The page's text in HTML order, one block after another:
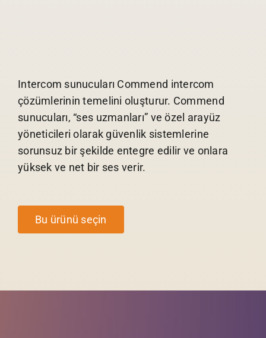
Intercom sunucuları Commend intercom
çözümlerinin temelini oluşturur. Commend
sunucuları, “ses uzmanları” ve özel arayüz
yöneticileri olarak güvenlik sistemlerine
sorunsuz bir şekilde entegre edilir ve onlara
yüksek ve net bir ses verir.
Bu ürünü seçin